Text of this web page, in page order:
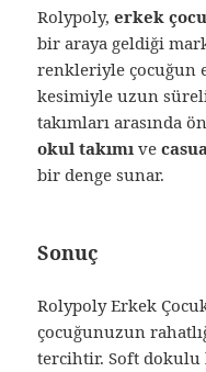
Rolypoly,erkek
bir araya geldiği
renkleriyle çocuğun
kesimiyle uzun
takımları arasında
okul takımı ve
bir denge sunar.
Sonuç
Rolypoly Erkek
çocuğunuzun
tercihtir. Soft dokulu